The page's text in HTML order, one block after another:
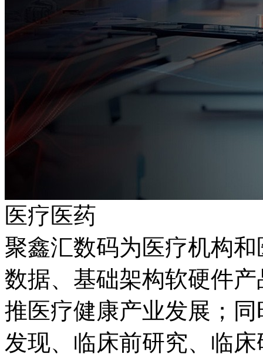
医疗医药
聚鑫汇数码为医疗机构和
数据、基础架构软硬件
推医疗健康产业发展；同
发现、临床前研究、